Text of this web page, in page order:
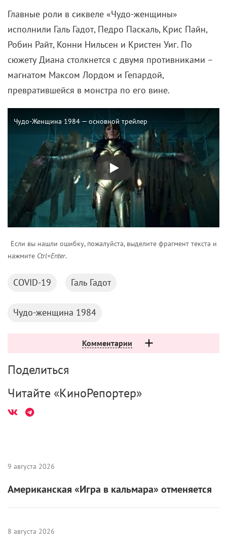
Главные роли в сиквеле «Чудо-женщины»
исполнили Галь Гадот, Педро Паскаль, Крис Пайн,
Робин Райт, Конни Нильсен и Кристен Уиг. По
сюжету Диана столкнется с двумя противниками –
магнатом Максом Лордом и Гепардой,
превратившейся в монстра по его вине.
Чудо-Женщина 1984 — основной трейлер
Если вы нашли ошибку, пожалуйста, выделите фрагмент текста и
нажмите Ctrl+Enter.
COVID-19 Галь Гадот
Чудо-женщина 1984
Комментарии
Поделиться
Читайте «КиноРепортер»
9 августа 2026
Американская «Игра в кальмара» отменяется
8 августа 2026